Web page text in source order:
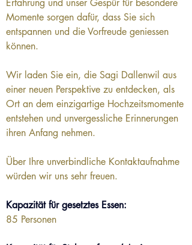
Erfahrung und unser Gespür für besondere
Momente sorgen dafür, dass Sie sich
entspannen und die Vorfreude geniessen
können.
Wir laden Sie ein, die Sagi Dallenwil aus
einer neuen Perspektive zu entdecken, als
Ort an dem einzigartige Hochzeitsmomente
entstehen und unvergessliche Erinnerungen
ihren Anfang nehmen.
Über Ihre unverbindliche Kontaktaufnahme
würden wir uns sehr freuen.
Kapazität für gesetztes Essen:
85 Personen